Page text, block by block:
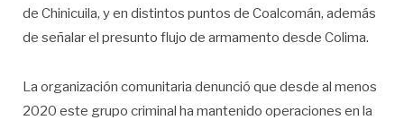
de Chinicuila, y en distintos puntos de Coalcomán, además
de señalar el presunto flujo de armamento desde Colima.
La organización comunitaria denunció que desde al menos
2020 este grupo criminal ha mantenido operaciones en la